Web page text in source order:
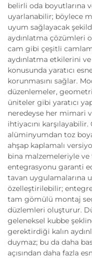
belirli oda boyutlarına
uyarlanabilir; böylece
uyum sağlayacak
aydınlatma çözümleri
cam gibi çeşitli
aydınlatma etkilerini
konusunda yaratıcı
korunmasını sağlar.
düzenlemeler,
üniteler gibi yaratıcı
neredeyse her mimari
ihtiyacını
alüminyumdan toz
ahşap kaplamalı
bina malzemeleriyle ve
entegrasyonu garanti
tavan uygulamalarına
özelleştirilebilir;
tam gömülü montaj
düzlemleri oluşturur.
geleneksel kubbe
gerektirdiği kalın
duymaz; bu da daha
açısından daha fazla